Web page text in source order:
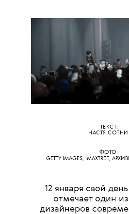
ТЕКСТ:
НАСТЯ
ФОТО:
GETTY IMAGES, IMAXTREE,
12 января свой
отмечает один
дизайнеров